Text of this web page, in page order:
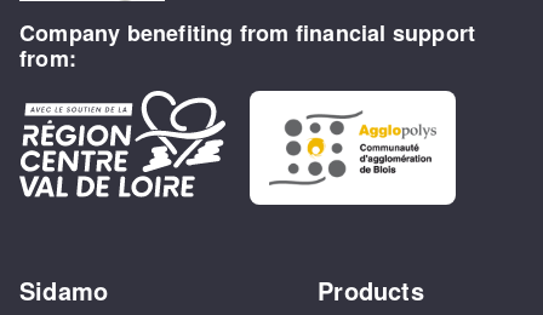
Company benefiting from financial support
from:
Sidamo Products